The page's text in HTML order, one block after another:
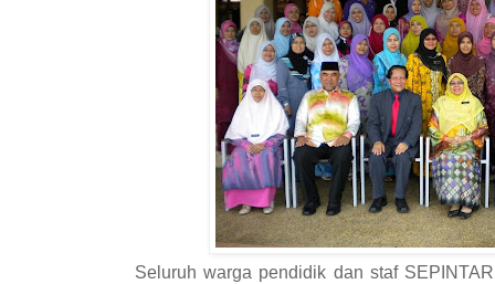
Seluruh warga pendidik dan staf